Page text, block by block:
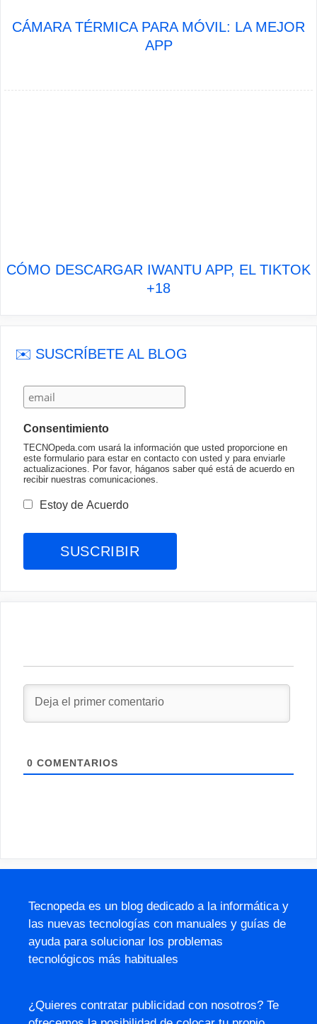
CÁMARA TÉRMICA PARA MÓVIL: LA MEJOR
APP
CÓMO DESCARGAR IWANTU APP, EL TIKTOK
+18
✉️ SUSCRÍBETE AL BLOG
Consentimiento
TECNOpeda.com usará la información que usted proporcione en
este formulario para estar en contacto con usted y para enviarle
actualizaciones. Por favor, háganos saber qué está de acuerdo en
recibir nuestras comunicaciones.
Estoy de Acuerdo
0 COMENTARIOS
Tecnopeda es un blog dedicado a la informática y
las nuevas tecnologías con manuales y guías de
ayuda para solucionar los problemas
tecnológicos más habituales
¿Quieres contratar publicidad con nosotros? Te